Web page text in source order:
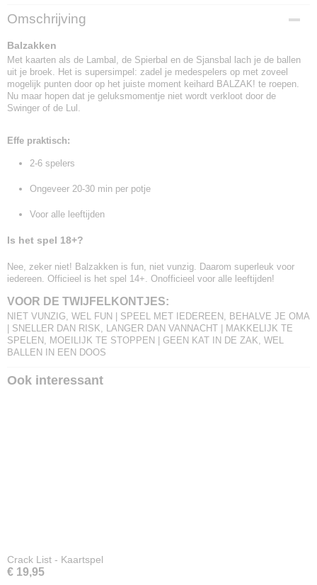
EAN code
6097009965946
Omschrijving
Balzakken
Met kaarten als de Lambal, de Spierbal en de Sjansbal lach je de ballen
uit je broek. Het is supersimpel: zadel je medespelers op met zoveel
mogelijk punten door op het juiste moment keihard BALZAK! te roepen.
Nu maar hopen dat je geluksmomentje niet wordt verkloot door de
Swinger of de Lul.
Effe praktisch:
2-6 spelers
Ongeveer 20-30 min per potje
Voor alle leeftijden
Is het spel 18+?
Nee, zeker niet! Balzakken is fun, niet vunzig. Daarom superleuk voor
iedereen. Officieel is het spel 14+. Onofficieel voor alle leeftijden!
VOOR DE TWIJFELKONTJES:
NIET VUNZIG, WEL FUN | SPEEL MET IEDEREEN, BEHALVE JE OMA
| SNELLER DAN RISK, LANGER DAN VANNACHT | MAKKELIJK TE
SPELEN, MOEILIJK TE STOPPEN | GEEN KAT IN DE ZAK, WEL
BALLEN IN EEN DOOS
Ook interessant
Crack List - Kaartspel
€ 19,95